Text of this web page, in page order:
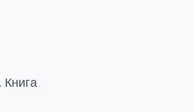
Книга